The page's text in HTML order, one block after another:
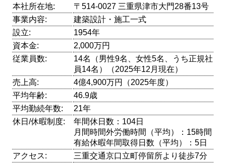
本社所在地:
〒514-0027 三重県津市大門28番13号
事業内容:
建築設計・施工一式
設立:
1954年
資本金:
2,000万円
従業員数:
14名（男性9名、女性5名、うち正規社
員14名）（2025年12月現在）
売上高:
4億4,900万円（2025年度）
平均年齢:
46.9歳
平均勤続年数:
21年
休日/休暇制度:
年間休日数：104日
月間時間外労働時間（平均）：15時間
有給休暇年間取得日数（平均）：5日
アクセス:
三重交通京口立町停留所より徒歩7分